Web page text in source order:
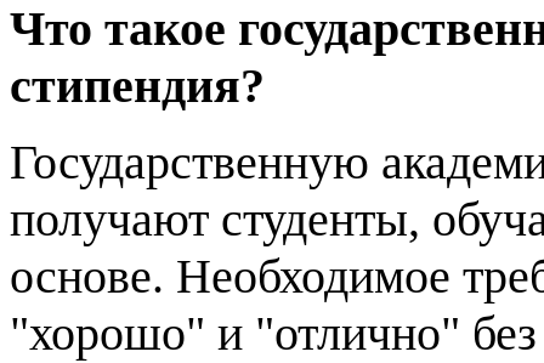
Что такое
стипендия?
Государственную
получают студенты,
основе. Необходимое
"хорошо" и "отлично"